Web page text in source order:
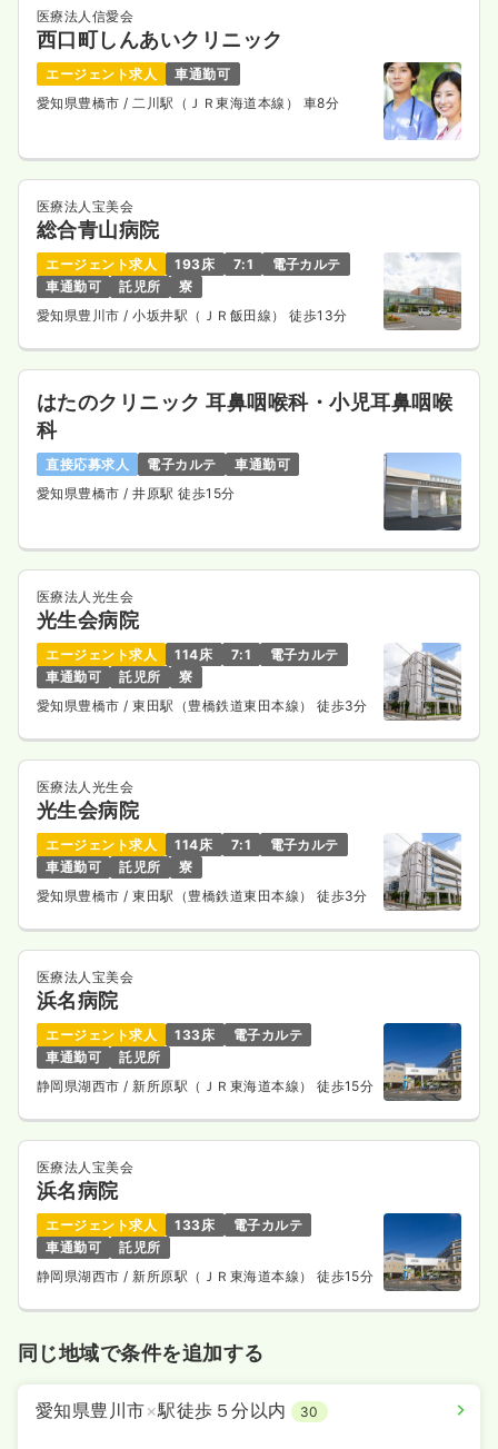
医療法人信愛会
西口町しんあいクリニック
エージェント求人
車通勤可
愛知県豊橋市 / 二川駅（ＪＲ東海道本線） 車8分
医療法人宝美会
総合青山病院
エージェント求人 193床 7:1
電子カルテ
車通勤可
託児所
寮
愛知県豊川市/ 小坂井駅（ＪＲ飯田線） 徒歩13分
はたのクリニック 耳鼻咽喉科・小児耳鼻咽喉
科
直接応募求人 電子カルテ
車通勤可
愛知県豊橋市 / 井原駅 徒歩15分
医療法人光生会
光生会病院
エージェント求人 114床 7:1
電子カルテ
車通勤可
託児所
寮
愛知県豊橋市/ 東田駅（豊橋鉄道東田本線） 徒歩3分
医療法人光生会
光生会病院
エージェント求人 114床 7:1
電子カルテ
車通勤可
託児所
寮
愛知県豊橋市/ 東田駅（豊橋鉄道東田本線） 徒歩3分
医療法人宝美会
浜名病院
エージェント求人 133床
電子カルテ
車通勤可
託児所
静岡県湖西市/ 新所原駅（ＪＲ東海道本線） 徒歩15分
医療法人宝美会
浜名病院
エージェント求人 133床
電子カルテ
車通勤可
託児所
静岡県湖西市/ 新所原駅（ＪＲ東海道本線） 徒歩15分
同じ地域で条件を追加する
愛知県豊川市×駅徒歩５分以内 30